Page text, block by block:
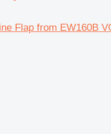
Flap from EW160B